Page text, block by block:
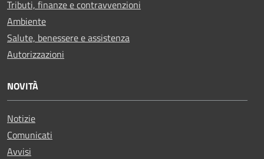
Tributi, finanze e contravvenzioni
Ambiente
Salute, benessere e assistenza
Autorizzazioni
NOVITÀ
Notizie
Comunicati
Avvisi